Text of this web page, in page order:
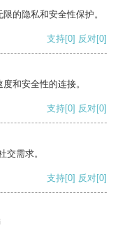
的隐私和安全性保护。
支持[0] 反对[0]
和安全性的连接。
支持[0] 反对[0]
交需求。
支持[0] 反对[0]